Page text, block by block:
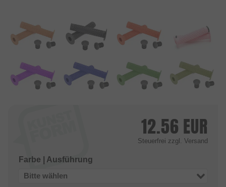
12.56 EUR
Steuerfrei zzgl. Versand
Farbe | Ausführung
Bitte wählen